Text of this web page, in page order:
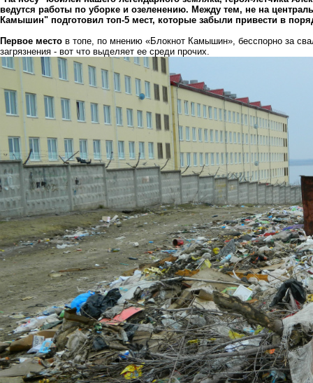
ведутся работы по уборке и озеленению. Между тем, не на
Камышин" подготовил топ-5 мест, которые забыли привести в
Первое место в топе, по мнению «Блокнот Камышин», бесспорно за
загрязнения - вот что выделяет ее среди прочих.